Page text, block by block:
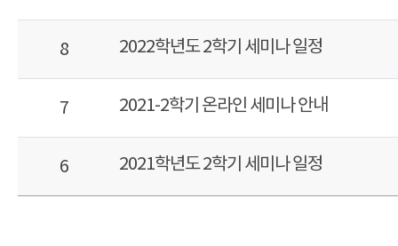
8 2022학년도 2학기 세미나 일정
7 2021-2학기 온라인 세미나 안내
6 2021학년도 2학기 세미나 일정